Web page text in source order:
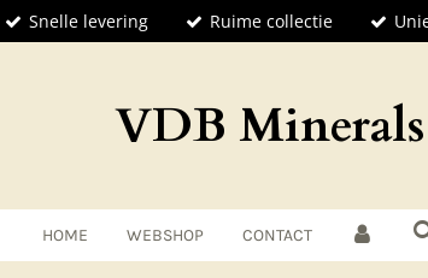
Snelle levering Ruime collectie
VDB Minerals
HOME WEBSHOP CONTACT